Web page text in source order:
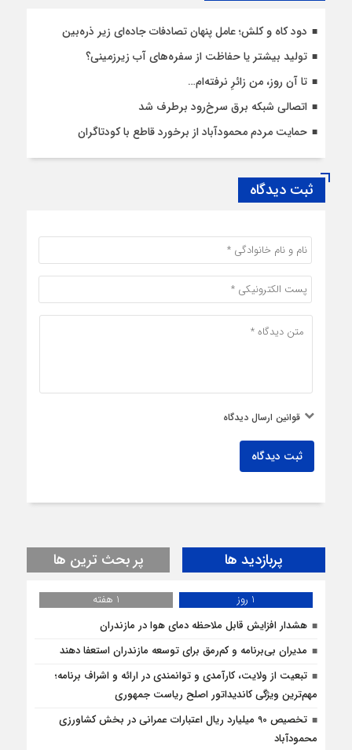
دود کاه و کلش؛ عامل پنهان تصادفات جاده‌ای زیر ذره‌بین
تولید بیشتر یا حفاظت از سفره‌های آب زیرزمینی؟
تا آن روز، من زائرِ نرفته‌ام…
اتصالی شبکه برق سرخ‌رود برطرف شد
حمایت مردم محمودآباد از برخورد قاطع با کودتاگران
ثبت دیدگاه
قوانین ارسال دیدگاه
ثبت دیدگاه
پربازدید ها پر بحث ترین ها
1 روز
1 هفته
هشدار افزایش قابل ملاحظه دمای هوا در مازندران
مدیران بی‌برنامه و کم‌رمق برای توسعه مازندران استعفا دهند
تبعیت از ولایت، کارآمدی و توانمندی در ارائه و اشراف برنامه؛
مهم‌ترین ویژگی کاندیداتور اصلح ریاست جمهوری
تخصیص 90 میلیارد ریال اعتبارات عمرانی در بخش کشاورزی
محمودآباد